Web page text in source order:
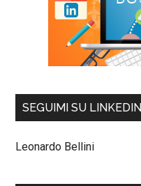
SEGUIMI SU LINKEDIN
Leonardo Bellini